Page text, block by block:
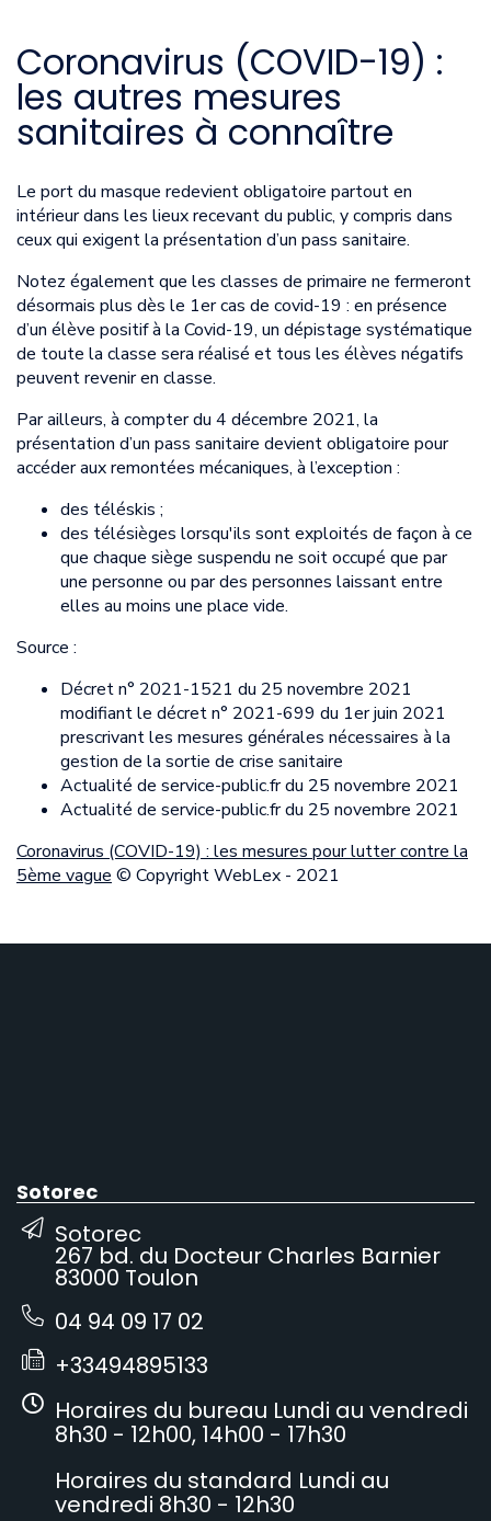
Coronavirus (COVID-19) :
les autres mesures
sanitaires à connaître
Le port du masque redevient obligatoire partout en
intérieur dans les lieux recevant du public, y compris dans
ceux qui exigent la présentation d’un pass sanitaire.
Notez également que les classes de primaire ne fermeront
désormais plus dès le 1er cas de covid-19 : en présence
d’un élève positif à la Covid-19, un dépistage systématique
de toute la classe sera réalisé et tous les élèves négatifs
peuvent revenir en classe.
Par ailleurs, à compter du 4 décembre 2021, la
présentation d’un pass sanitaire devient obligatoire pour
accéder aux remontées mécaniques, à l’exception :
des téléskis ;
des télésièges lorsqu'ils sont exploités de façon à ce
que chaque siège suspendu ne soit occupé que par
une personne ou par des personnes laissant entre
elles au moins une place vide.
Source :
Décret n° 2021-1521 du 25 novembre 2021
modifiant le décret n° 2021-699 du 1er juin 2021
prescrivant les mesures générales nécessaires à la
gestion de la sortie de crise sanitaire
Actualité de service-public.fr du 25 novembre 2021
Actualité de service-public.fr du 25 novembre 2021
Coronavirus (COVID-19) : les mesures pour lutter contre la
5ème vague © Copyright WebLex - 2021
Sotorec
Sotorec
267 bd. du Docteur Charles Barnier
83000 Toulon
04 94 09 17 02
+33494895133
Horaires du bureau Lundi au vendredi
8h30 - 12h00, 14h00 - 17h30
Horaires du standard Lundi au
vendredi 8h30 - 12h30